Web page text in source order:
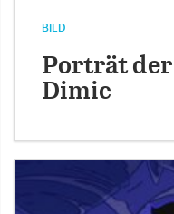
BILD
Porträt der
Dimic